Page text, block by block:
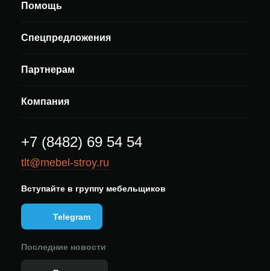
Помощь
Спецпредложения
Партнерам
Компания
+7 (8482) 69 54 54
tlt@mebel-stroy.ru
Вступайте в группу мебельщиков
Telegram
Последние новости